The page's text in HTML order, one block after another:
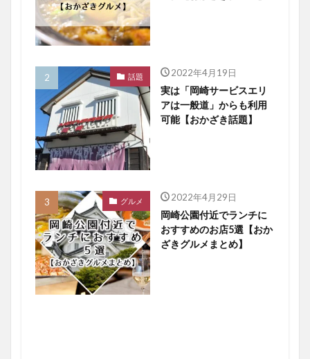
話題 2022年4月19日
実は「岡崎サービスエリ
アは一般道」からも利用
可能【おかざき話題】
グルメ 2022年4月29日
岡崎公園付近でランチに
おすすめのお店5選【おか
ざきグルメまとめ】